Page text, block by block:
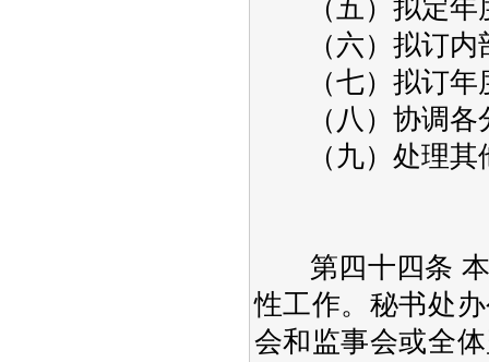
（五）拟定年
（六）拟订内
（七）拟订年
（八）协调各分
（九）处理其
第四十四条 本
性工作。秘书处
会和监事会或全